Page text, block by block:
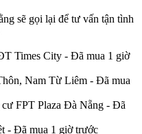
sẽ gọi lại để tư vấn tận tình
Times City - Đã mua 1 giờ
Nam Từ Liêm - Đã mua
cư FPT Plaza Đà Nẵng - Đã
- Đã mua 1 giờ trước